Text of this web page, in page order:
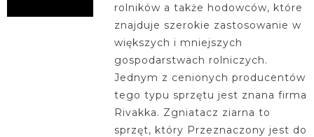
rolników a także hodowców, które
znajduje szerokie zastosowanie w
większych i mniejszych
gospodarstwach rolniczych.
Jednym z cenionych producentów
tego typu sprzętu jest znana firma
Rivakka. Zgniatacz ziarna to
sprzęt, który Przeznaczony jest do